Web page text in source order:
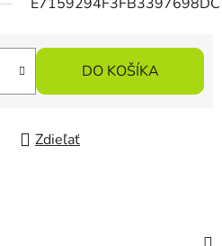
DO KOŠÍKA
Zdieľať